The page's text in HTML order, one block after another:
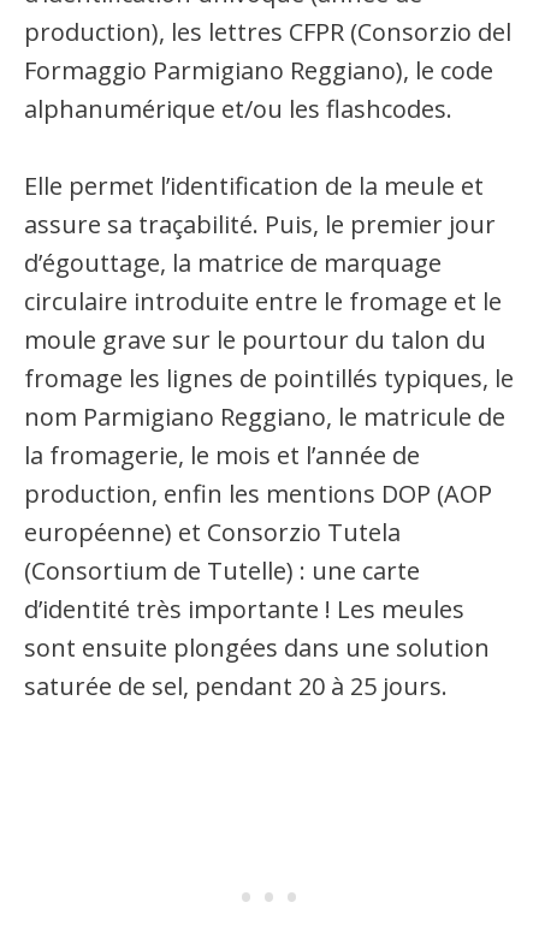
production), les lettres CFPR (Consorzio del
Formaggio Parmigiano Reggiano), le code
alphanumérique et/ou les flashcodes.
Elle permet l’identification de la meule et
assure sa traçabilité. Puis, le premier jour
d’égouttage, la matrice de marquage
circulaire introduite entre le fromage et le
moule grave sur le pourtour du talon du
fromage les lignes de pointillés typiques, le
nom Parmigiano Reggiano, le matricule de
la fromagerie, le mois et l’année de
production, enfin les mentions DOP (AOP
européenne) et Consorzio Tutela
(Consortium de Tutelle) : une carte
d’identité très importante ! Les meules
sont ensuite plongées dans une solution
saturée de sel, pendant 20 à 25 jours.